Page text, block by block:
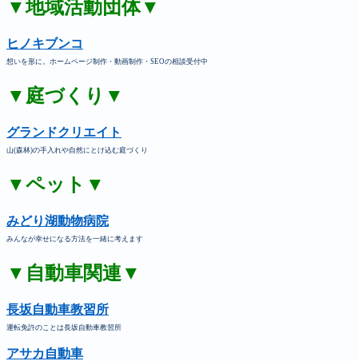
▼地域活動団体▼
ヒノキブンコ
想いを形に。ホームページ制作・動画制作・SEOの相談受付中
▼庭づくり▼
グランドクリエイト
山(森林)の手入れや自然にとけ込む庭づくり
▼ペット▼
みどり湖動物病院
みんなが幸せになる方法を一緒に考えます
▼自動車関連▼
長坂自動車教習所
運転免許のことは長坂自動車教習所
アサカ自動車